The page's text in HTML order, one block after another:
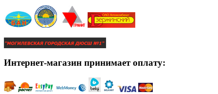
Интернет-магазин принимает оплату: